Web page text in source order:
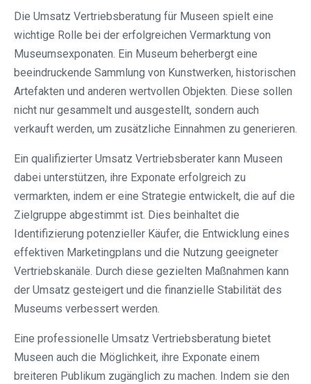
Die Umsatz Vertriebsberatung für Museen spielt eine
wichtige Rolle bei der erfolgreichen Vermarktung von
Museumsexponaten. Ein Museum beherbergt eine
beeindruckende Sammlung von Kunstwerken, historischen
Artefakten und anderen wertvollen Objekten. Diese sollen
nicht nur gesammelt und ausgestellt, sondern auch
verkauft werden, um zusätzliche Einnahmen zu generieren.
Ein qualifizierter Umsatz Vertriebsberater kann Museen
dabei unterstützen, ihre Exponate erfolgreich zu
vermarkten, indem er eine Strategie entwickelt, die auf die
Zielgruppe abgestimmt ist. Dies beinhaltet die
Identifizierung potenzieller Käufer, die Entwicklung eines
effektiven Marketingplans und die Nutzung geeigneter
Vertriebskanäle. Durch diese gezielten Maßnahmen kann
der Umsatz gesteigert und die finanzielle Stabilität des
Museums verbessert werden.
Eine professionelle Umsatz Vertriebsberatung bietet
Museen auch die Möglichkeit, ihre Exponate einem
breiteren Publikum zugänglich zu machen. Indem sie den